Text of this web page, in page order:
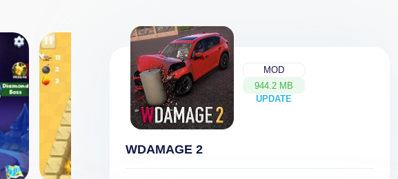
MOD
944.2 MB
UPDATE
NEW
WDAMAGE 2